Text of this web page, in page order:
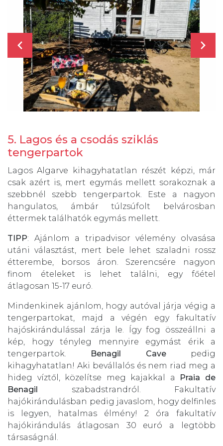
5. Lagos és a csodás sziklás
tengerpartok
Lagos Algarve kihagyhatatlan részét képzi, már
csak azért is, mert egymás mellett sorakoznak a
szebbnél szebb tengerpartok. Este a nagyon
hangulatos, ámbár túlzsúfolt belvárosban
éttermek találhatók egymás mellett.
TIPP: Ajánlom a tripadvisor vélemény olvasása
utáni választást, mert bele lehet szaladni rossz
étterembe, borsos áron. Szerencsére nagyon
finom ételeket is lehet találni, egy főétel
átlagosan 15-17 euró.
Mindenkinek ajánlom, hogy autóval járja végig a
tengerpartokat, majd a végén egy fakultatív
hajóskirándulással zárja le. Így fog összeállni a
kép, hogy tényleg mennyire egymást érik a
tengerpartok. Benagil Cavepedig
kihagyhatatlan! Aki bevállalós és nem riad meg a
hideg víztől, közelítse meg kajakkal a Praia de
Benagil szabadstrandról. Fakultatív
hajókirándulásban pedig javaslom, hogy delfinles
is legyen, hatalmas élmény! 2 óra fakultatív
hajókirándulás átlagosan 30 euró a legtöbb
társaságnál.